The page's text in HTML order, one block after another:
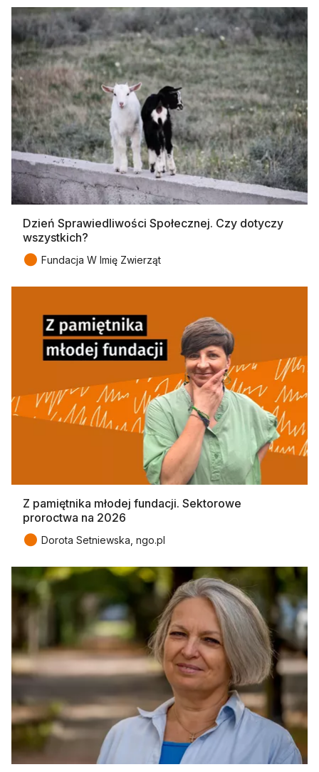
Dzień Sprawiedliwości Społecznej. Czy dotyczy
wszystkich?
● Fundacja W Imię Zwierząt
Z pamiętnika młodej fundacji. Sektorowe
proroctwa na 2026
● Dorota Setniewska, ngo.pl